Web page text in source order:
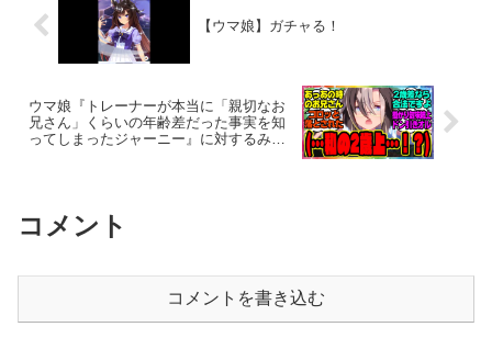
【ウマ娘】ガチャる！
ウマ娘『トレーナーが本当に「親切なお
兄さん」くらいの年齢差だった事実を知
ってしまったジャーニー』に対するみん
コメント
コメントを書き込む